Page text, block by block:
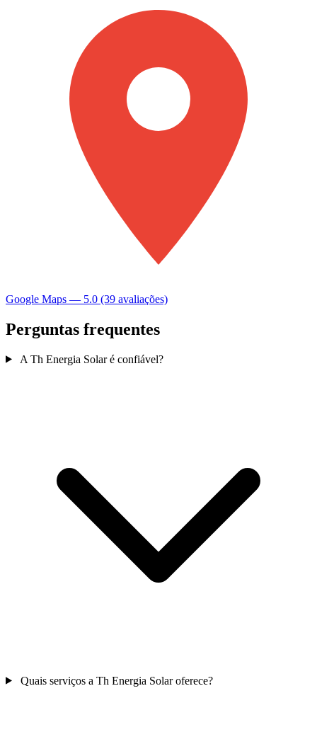
Google Maps — 5.0 (39 avaliações)
Perguntas frequentes
A Th Energia Solar é confiável?
Quais serviços a Th Energia Solar oferece?